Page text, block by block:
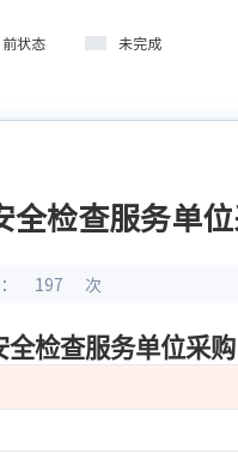
状态 未完成
检查服务单
197 次
全检查服务单位采购